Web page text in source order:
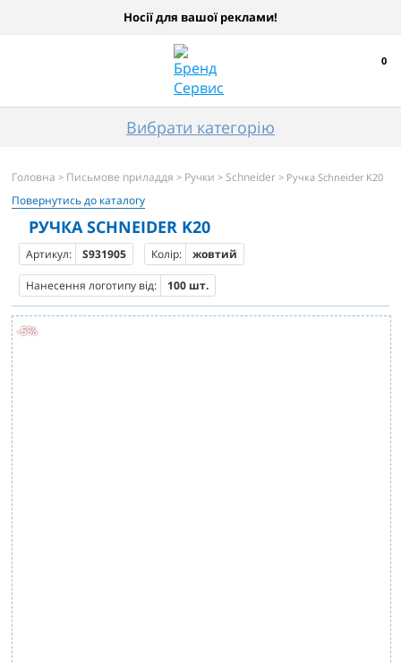
Носії для вашої реклами!
0
Вибрати категорію
Головна > Письмове приладдя > Ручки >Schneider > Ручка Schneider K20
Повернутись до каталогу
РУЧКА SCHNEIDER K20
Артикул: S931905 Колір: жовтий
Нанесення логотипу від: 100 шт.
-5%